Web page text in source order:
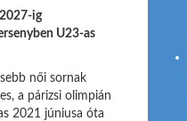
ig
U23-as
női sornak
a párizsi olimpián
2021 júniusa óta